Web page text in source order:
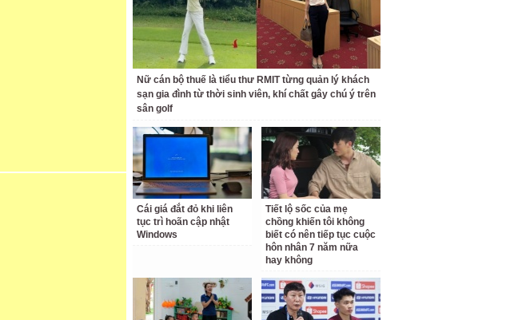
Nữ cán bộ thuế là tiểu thư RMIT từng quản lý khách
sạn gia đình từ thời sinh viên, khí chất gây chú ý trên
sân golf
Cái giá đắt đỏ khi liên
tục trì hoãn cập nhật
Windows
Tiết lộ sốc của mẹ
chồng khiến tôi không
biết có nên tiếp tục cuộc
hôn nhân 7 năm nữa
hay không